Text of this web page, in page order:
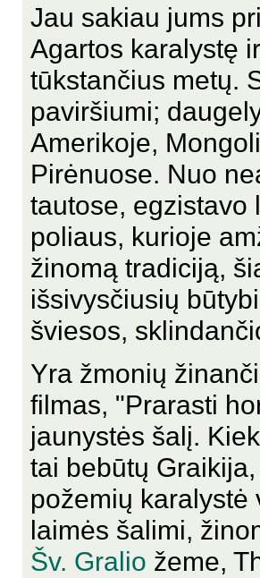
Jau sakiau jums
Agartos karalystę
tūkstančius metų.
paviršiumi;
Amerikoje,
Pirėnuose. Nuo
tautose, egzistavo
poliaus, kurioje
žinomą tradiciją,
išsivysčiusių
šviesos,
Yra žmonių
filmas, "Prarasti
jaunystės šalį.
tai bebūtų
požemių karalystė
laimės šalimi,
Šv. Gralio žeme,